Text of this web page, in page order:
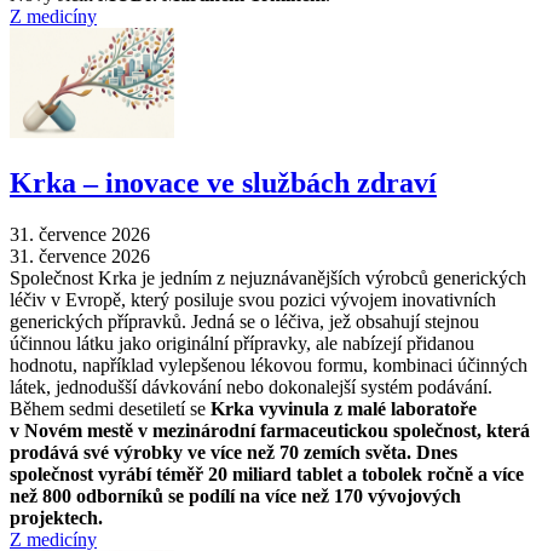
Z medicíny
Krka –⁠ inovace ve službách zdraví
31. července 2026
31. července 2026
Společnost Krka je jedním z nejuznávanějších výrobců generických
léčiv v Evropě, který posiluje svou pozici vývojem inovativních
generických přípravků. Jedná se o léčiva, jež obsahují stejnou
účinnou látku jako originální přípravky, ale nabízejí přidanou
hodnotu, například vylepšenou lékovou formu, kombinaci účinných
látek, jednodušší dávkování nebo dokonalejší systém podávání.
Během sedmi desetiletí se Krka vyvinula z malé laboratoře
v Novém mestě v mezinárodní farmaceutickou společnost, která
prodává své výrobky ve více než 70 zemích světa. Dnes
společnost vyrábí téměř 20 miliard tablet a tobolek ročně a více
než 800 odborníků se podílí na více než 170 vývojových
projektech.
Z medicíny